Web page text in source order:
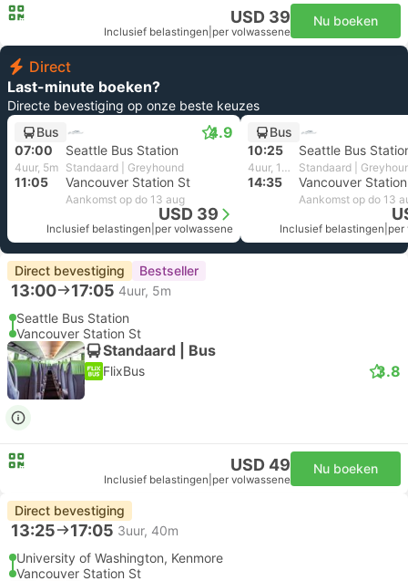
USD 39
Inclusief belastingen per volwassene
Nu boeken
Direct
Last-minute boeken?
Directe bevestiging op onze beste keuzes
Bus
4.9
07:00 Seattle Bus Station
4uur, 5m Standaard | Greyhound
11:05 Vancouver Station St
Aankomst op do 13 aug
USD 39
Inclusief belastingen per volwassene
Bus
10:25
Seattle Bus
4uur, 10m Standaard |
14:35 Vancouver
Aankomst op do 13
Inclusief belastingen per
Direct bevestiging Bestseller
13:00 17:05 4uur, 5m
Seattle Bus Station
Vancouver Station St
Standaard | Bus
FlixBus 3.8
USD 49
Inclusief belastingen per volwassene
Nu boeken
Direct bevestiging
13:25 17:05 3uur, 40m
University of Washington, Kenmore
Vancouver Station St